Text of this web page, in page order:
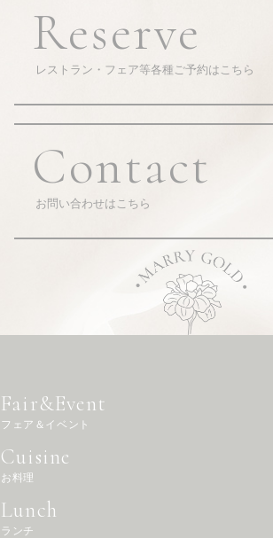
Reserve
レストラン・フェア等各種ご予約はこちら
Contact
お問い合わせはこちら
Fair&Event
フェア＆イベント
Cuisine
お料理
Lunch
ランチ